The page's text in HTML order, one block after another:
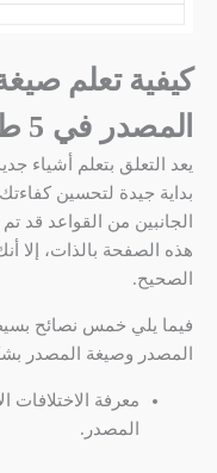
كيفية تعلم
المصدر في 5 طرق بسيطة؟
يعد التعلق بتعلم أشياء
بداية جيدة لتحسين
الجانبين من القواعد قد
هذه الصفحة بالذات، إلا
الصحيح.
فيما يلي خمس نصائح
المصدر وصيغة المصدر
معرفة الاختلافات
المصدر.